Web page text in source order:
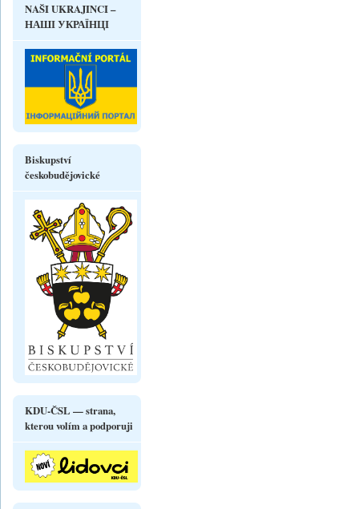
NAŠI UKRAJINCI –
НАШІ УКРАЇНЦІ
Biskupství
českobudějovické
KDU-ČSL — strana,
kterou volím a podporuji